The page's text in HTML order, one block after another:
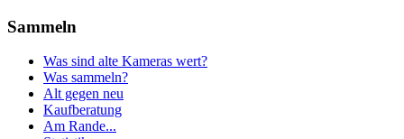
Sammeln
Was sind alte Kameras wert?
Was sammeln?
Alt gegen neu
Kaufberatung
Am Rande...